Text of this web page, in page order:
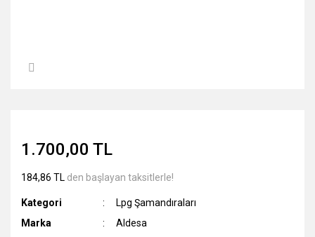
1.700,00 TL
184,86 TL den başlayan taksitlerle!
Kategori
Lpg Şamandıraları
Marka
Aldesa